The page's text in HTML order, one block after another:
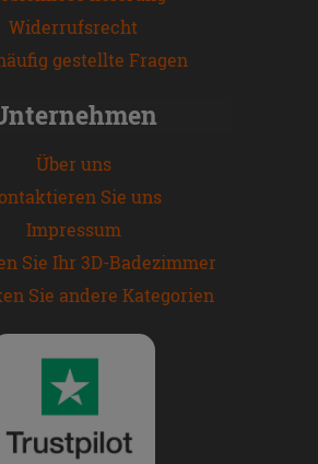
Widerrufsrecht
gestellte Fragen
Über uns
Sie uns
Impressum
Sie Ihr 3D-Badezimmer
Sie andere Kategorien